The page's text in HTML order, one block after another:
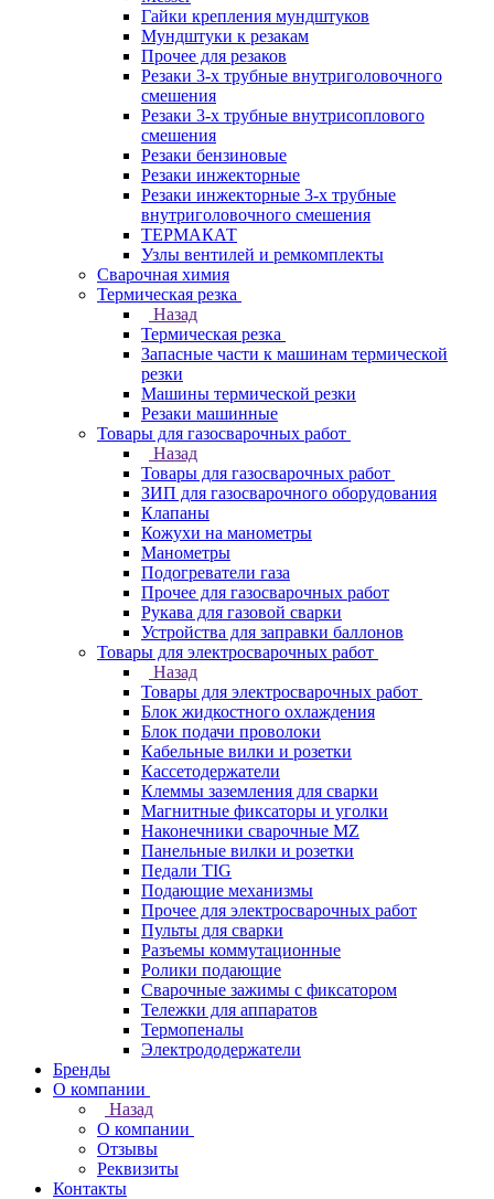
Гайки крепления мундштуков
Мундштуки к резакам
Прочее для резаков
Резаки 3-х трубные внутриголовочного
смешения
Резаки 3-х трубные внутрисоплового
смешения
Резаки бензиновые
Резаки инжекторные
Резаки инжекторные 3-х трубные
внутриголовочного смешения
ТЕРМАКАТ
Узлы вентилей и ремкомплекты
Сварочная химия
Термическая резка
Назад
Термическая резка
Запасные части к машинам термической
резки
Машины термической резки
Резаки машинные
Товары для газосварочных работ
Назад
Товары для газосварочных работ
ЗИП для газосварочного оборудования
Клапаны
Кожухи на манометры
Манометры
Подогреватели газа
Прочее для газосварочных работ
Рукава для газовой сварки
Устройства для заправки баллонов
Товары для электросварочных работ
Назад
Товары для электросварочных работ
Блок жидкостного охлаждения
Блок подачи проволоки
Кабельные вилки и розетки
Кассетодержатели
Клеммы заземления для сварки
Магнитные фиксаторы и уголки
Наконечники сварочные MZ
Панельные вилки и розетки
Педали TIG
Подающие механизмы
Прочее для электросварочных работ
Пульты для сварки
Разъемы коммутационные
Ролики подающие
Сварочные зажимы с фиксатором
Тележки для аппаратов
Термопеналы
Электрододержатели
Бренды
О компании
Назад
О компании
Отзывы
Реквизиты
Контакты